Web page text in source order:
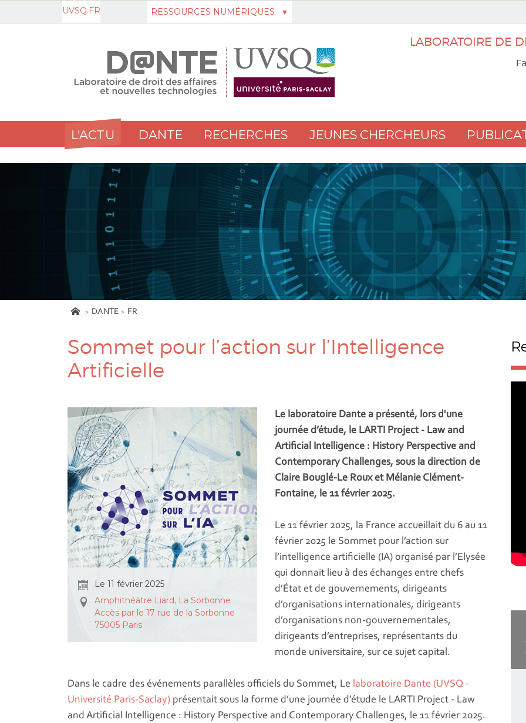
UVSQ.FR
LABORATOIRE DE
L'ACTU DANTE RECHERCHES JEUNES CHERCHEURS
DANTE FR
Sommet pour l’action sur l’Intelligence
Artificielle
Le 11 février 2025
Amphithéâtre Liard, La Sorbonne
Accès par le 17 rue de la Sorbonne
75005 Paris
Le laboratoire Dante a présenté, lors d'une
journée d’étude, le LARTI Project - Law and
Artificial Intelligence : History Perspective and
Contemporary Challenges, sous la direction de
Claire Bouglé-Le Roux et Mélanie Clément-
Fontaine, le 11 février 2025.
Le 11 février 2025, la France accueillait du 6 au 11
février 2025 le Sommet pour l’action sur
l’intelligence artificielle (IA) organisé par l’Elysée
qui donnait lieu à des échanges entre chefs
d’État et de gouvernements, dirigeants
d’organisations internationales, dirigeants
d’organisations non-gouvernementales,
dirigeants d’entreprises, représentants du
monde universitaire, sur ce sujet capital.
Dans le cadre des événements parallèles officiels du Sommet, Le laboratoire Dante (UVSQ -
Université Paris-Saclay) présentait sous la forme d’une journée d’étude le LARTI Project - Law
and Artificial Intelligence : History Perspective and Contemporary Challenges, le 11 février 2025.
RESSOURCES NUMÉRIQUES